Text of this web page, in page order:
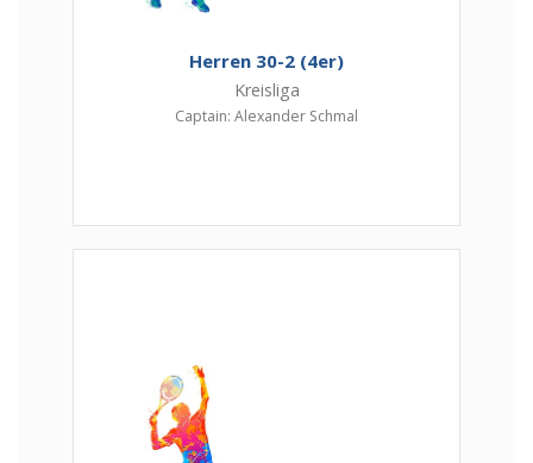
Herren 30-2 (4er)
Kreisliga
Captain: Alexander Schmal